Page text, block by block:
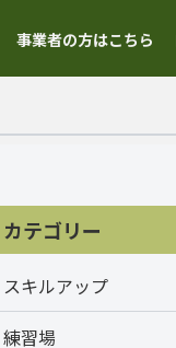
事業者の方はこちら
カテゴリー
スキルアップ
練習場